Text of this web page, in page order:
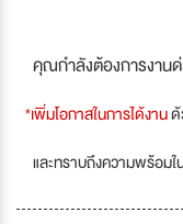
คุณกำลังต้องการงานด่
*เพิ่มโอกาสในการได้งาน
และทราบถึงความพร้อม